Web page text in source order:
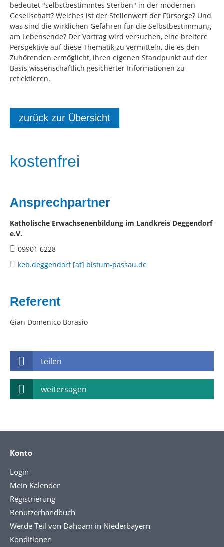
bedeutet "selbstbestimmtes Sterben" in der modernen
Gesellschaft? Welches ist der Stellenwert der Fürsorge? Und
was sind die wirklichen Gefahren für die Selbstbestimmung
am Lebensende? Der Vortrag wird versuchen, eine breitere
Perspektive auf diese Thematik zu vermitteln, die es den
Zuhörenden ermöglicht, ihren eigenen Standpunkt auf der
Basis wissenschaftlich gesicherter Informationen zu
reflektieren.
zurück zur Übersicht
kostenfrei
Ansprechpartner
Katholische Erwachsenenbildung im Landkreis Deggendorf
e.V.
09901 6228
keb.deggendorf [at] bistum-passau.de
Referent
Gian Domenico Borasio
teilen
weitersagen
Konto
Login
Mein Kalender
Registrierung
Benutzerhandbuch
Werde Teil von Dahoam in Niederbayern
Konditionen